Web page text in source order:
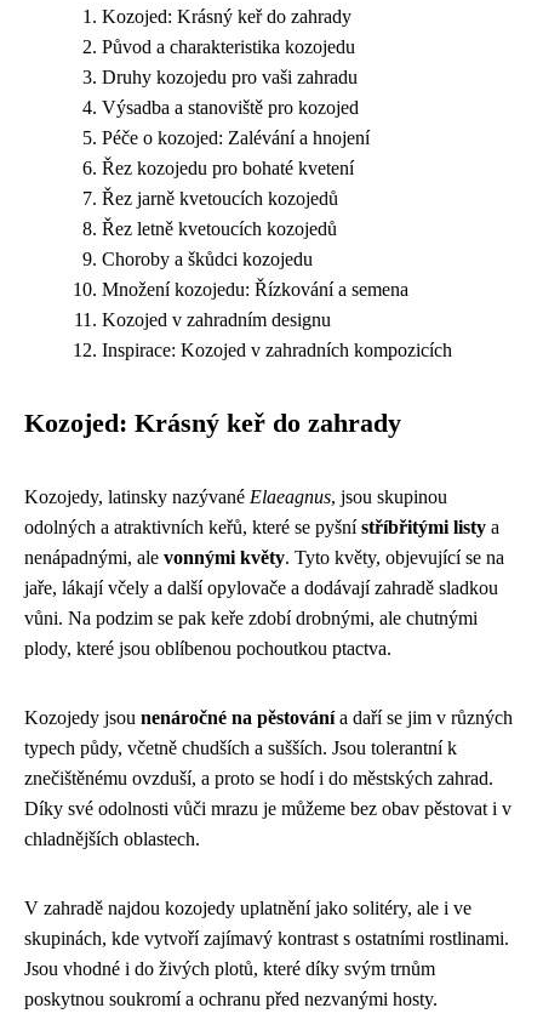
Kozojed: Krásný keř do zahrady
Původ a charakteristika kozojedu
Druhy kozojedu pro vaši zahradu
Výsadba a stanoviště pro kozojed
Péče o kozojed: Zalévání a hnojení
Řez kozojedu pro bohaté kvetení
Řez jarně kvetoucích kozojedů
Řez letně kvetoucích kozojedů
Choroby a škůdci kozojedu
Množení kozojedu: Řízkování a semena
Kozojed v zahradním designu
Inspirace: Kozojed v zahradních kompozicích
Kozojed: Krásný keř do zahrady
Kozojedy, latinsky nazývané Elaeagnus, jsou skupinou
odolných a atraktivních keřů, které se pyšnístříbřitými listy a
nenápadnými, ale vonnými květy. Tyto květy, objevující se na
jaře, lákají včely a další opylovače a dodávají zahradě sladkou
vůni. Na podzim se pak keře zdobí drobnými, ale chutnými
plody, které jsou oblíbenou pochoutkou ptactva.
Kozojedy jsou nenáročné na pěstovánía daří se jim v různých
typech půdy, včetně chudších a sušších. Jsou tolerantní k
znečištěnému ovzduší, a proto se hodí i do městských zahrad.
Díky své odolnosti vůči mrazu je můžeme bez obav pěstovat i v
chladnějších oblastech.
V zahradě najdou kozojedy uplatnění jako solitéry, ale i ve
skupinách, kde vytvoří zajímavý kontrast s ostatními rostlinami.
Jsou vhodné i do živých plotů, které díky svým trnům
poskytnou soukromí a ochranu před nezvanými hosty.